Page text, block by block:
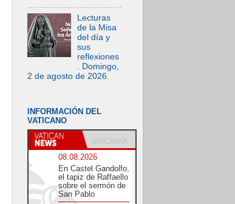
Lecturas
de la Misa
del día y
sus
reflexiones
. Domingo,
2 de agosto de 2026.
INFORMACIÓN DEL
VATICANO
08.08.2026
En Castel Gandolfo,
el tapiz de Raffaello
sobre el sermón de
San Pablo